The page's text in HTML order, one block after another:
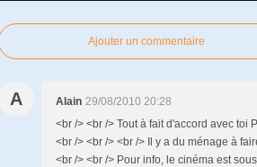
Ajouter un commentaire
A Alain 29/08/2010 20:28
<br /> <br /> Tout à fait d'accord avec toi
<br /> <br /> <br /> Il y a du ménage à
<br /> <br /> Pour info, le cinéma est